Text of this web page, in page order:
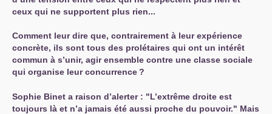
ceux qui ne supportent plus rien...
Comment leur dire que, contrairement à leur expérience
concrète, ils sont tous des prolétaires qui ont un intérêt
commun à s’unir, agir ensemble contre une classe sociale
qui organise leur concurrence?
Sophie Binet a raison d’alerter : "L’extrême droite est
toujours là et n’a jamais été aussi proche du pouvoir." Mais